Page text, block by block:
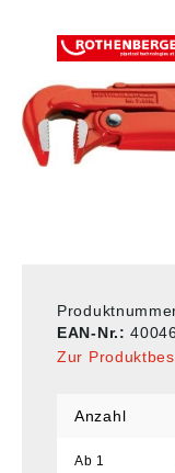
EAN-Nr.:
Zur
Anzahl
Ab 1